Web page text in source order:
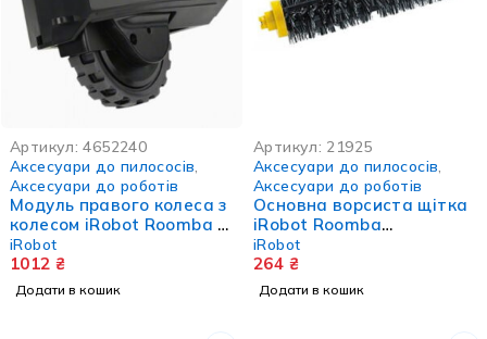
Артикул:4652240
Аксесуари до пилососів
Аксесуари до роботів
Модуль правого колеса з
колесом iRobot Roomba S
серії
iRobot
1012 ₴
Додати в кошик
Артикул: 21925
Аксесуари до пилососів
Аксесуари до роботів
Основна ворсиста щітка
iRobot Roomba
500/600/700
iRobot
264 ₴
Додати в кошик